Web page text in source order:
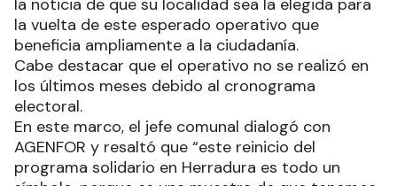
la noticia de que su localidad sea la elegida para
la vuelta de este esperado operativo que
beneficia ampliamente a la ciudadanía.
Cabe destacar que el operativo no se realizó en
los últimos meses debido al cronograma
electoral.
En este marco, el jefe comunal dialogó con
AGENFOR y resaltó que “este reinicio del
programa solidario en Herradura es todo un